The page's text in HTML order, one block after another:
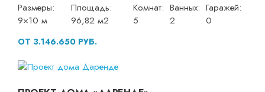
Размеры:
9×10 м
Площадь:
96,82 м2
Комнат:
5
Ванных:
2
Гаражей:
0
ОТ 3.146.650 РУБ.